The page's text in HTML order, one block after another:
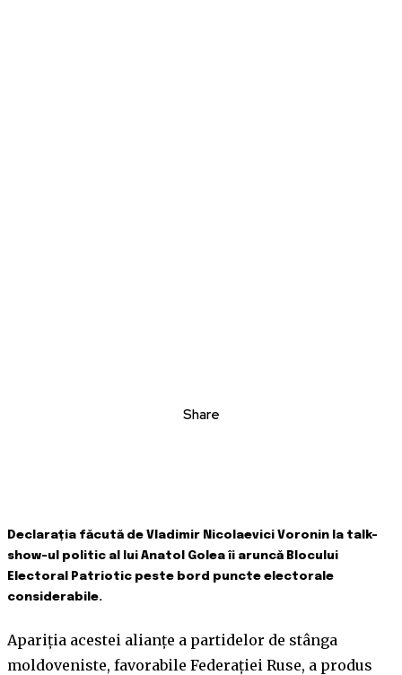
Share
Declarația făcută de Vladimir Nicolaevici Voronin la talk-
show-ul politic al lui Anatol Golea îi aruncă Blocului
Electoral Patriotic peste bord puncte electorale
considerabile.
Apariția acestei alianțe a partidelor de stânga
moldoveniste, favorabile Federației Ruse, a produs